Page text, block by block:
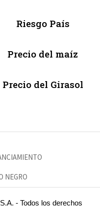
Riesgo País
Precio del maíz
Precio del Girasol
NEGRO
- Todos los derechos